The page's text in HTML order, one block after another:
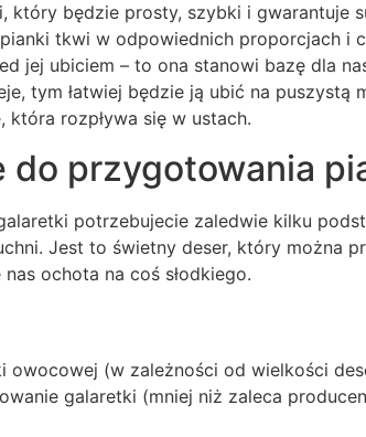
który będzie prosty, szybki i gwarantuje
tkwi w odpowiednich proporcjach i
jej ubiciem – to ona stanowi bazę dla
tym łatwiej będzie ją ubić na puszystą
która rozpływa się w ustach.
do przygotowania
potrzebujecie zaledwie kilku
Jest to świetny deser, który można
ochota na coś słodkiego.
owocowej (w zależności od wielkości
galaretki (mniej niż zaleca